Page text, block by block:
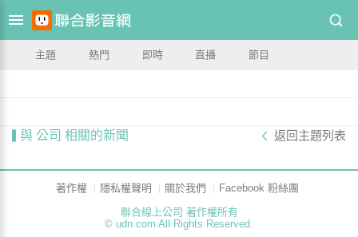
主題 熱門 即時 直播 節目
與 公司 相關的新聞 返回主題列表
著作權 隱私權聲明 關於我們
Facebook 粉絲團
聯合線上公司 著作權所有
© udn.com All Rights Reserved.